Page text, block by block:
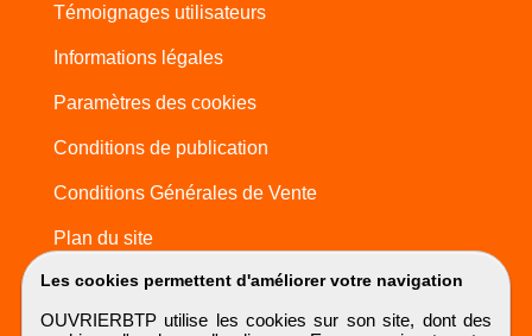
Les cookies permettent d'améliorer votre navigation
OUVRIERBTP utilise les cookies sur son site, dont des
Témoignages utilisateurs
Informations légales
Paramètres des cookies
Conditions de publication
Conditions Générales de Vente
Plan du site